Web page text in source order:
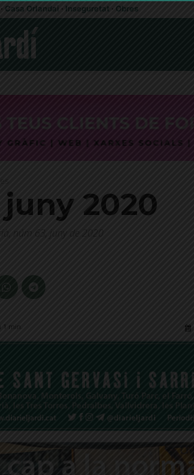
· Casa Orlandai · Inseguretat · Obres
2020
núm 63, juny de 2020
min.